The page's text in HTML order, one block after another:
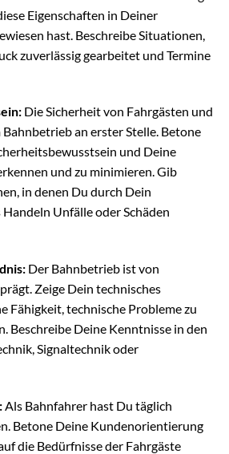
Eigenschaften in Deiner
hast. Beschreibe Situationen,
zuverlässig gearbeitet und Termine
Die Sicherheit von Fahrgästen und
an erster Stelle. Betone
und Deine
und zu minimieren. Gib
in denen Du durch Dein
Unfälle oder Schäden
Der Bahnbetrieb ist von
Zeige Dein technisches
Fähigkeit, technische Probleme zu
Beschreibe Deine Kenntnisse in den
Signaltechnik oder
Als Bahnfahrer hast Du täglich
Betone Deine Kundenorientierung
die Bedürfnisse der Fahrgäste